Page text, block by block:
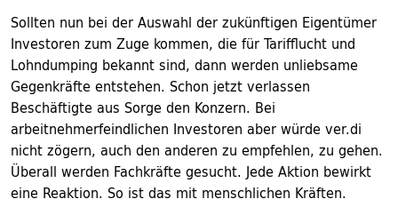
Sollten nun bei der Auswahl der zukünftigen Eigentümer
Investoren zum Zuge kommen, die für Tarifflucht und
Lohndumping bekannt sind, dann werden unliebsame
Gegenkräfte entstehen. Schon jetzt verlassen
Beschäftigte aus Sorge den Konzern. Bei
arbeitnehmerfeindlichen Investoren aber würde ver.di
nicht zögern, auch den anderen zu empfehlen, zu gehen.
Überall werden Fachkräfte gesucht. Jede Aktion bewirkt
eine Reaktion. So ist das mit menschlichen Kräften.